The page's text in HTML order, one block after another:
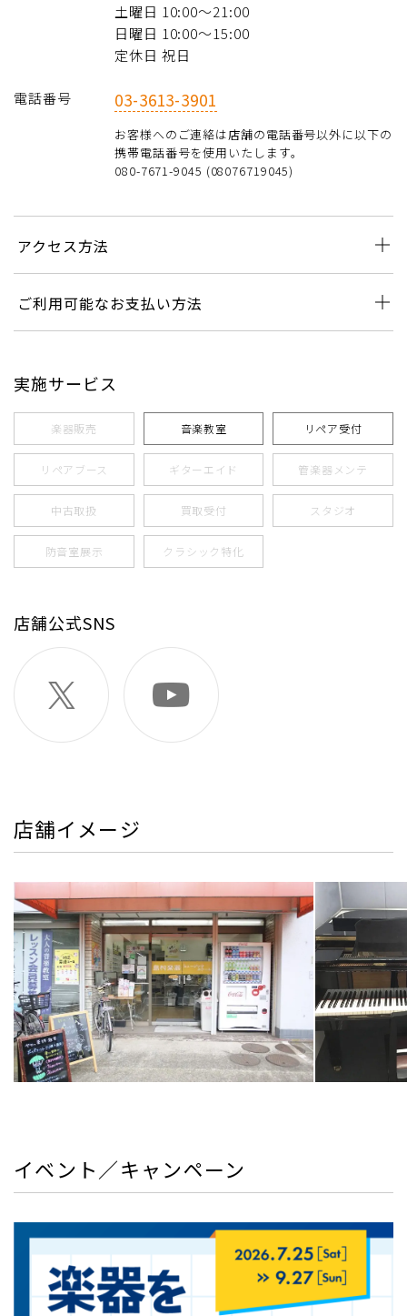
土曜日 10:00〜21:00
日曜日 10:00〜15:00
定休日 祝日
電話番号 03-3613-3901
お客様へのご連絡は店舗の電話番号以外に以下の
携帯電話番号を使用いたします。
080-7671-9045 (08076719045)
アクセス方法
ご利用可能なお支払い方法
実施サービス
楽器販売 音楽教室 リペア受付
リペアブース ギターエイド 管楽器メンテ
中古取扱 買取受付 スタジオ
防音室展示 クラシック特化
店舗公式SNS
店舗イメージ
イベント／キャンペーン